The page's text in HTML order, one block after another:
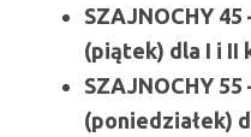
SZAJNOCHY 45
(piątek) dla I i II
SZAJNOCHY
(poniedziałek)